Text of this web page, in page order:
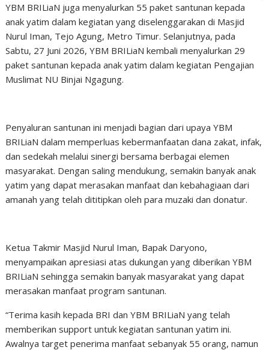
YBM BRILiaN juga menyalurkan 55 paket santunan kepada
anak yatim dalam kegiatan yang diselenggarakan di Masjid
Nurul Iman, Tejo Agung, Metro Timur. Selanjutnya, pada
Sabtu, 27 Juni 2026, YBM BRILiaN kembali menyalurkan 29
paket santunan kepada anak yatim dalam kegiatan Pengajian
Muslimat NU Binjai Ngagung.
Penyaluran santunan ini menjadi bagian dari upaya YBM
BRILiaN dalam memperluas kebermanfaatan dana zakat, infak,
dan sedekah melalui sinergi bersama berbagai elemen
masyarakat. Dengan saling mendukung, semakin banyak anak
yatim yang dapat merasakan manfaat dan kebahagiaan dari
amanah yang telah dititipkan oleh para muzaki dan donatur.
Ketua Takmir Masjid Nurul Iman, Bapak Daryono,
menyampaikan apresiasi atas dukungan yang diberikan YBM
BRILiaN sehingga semakin banyak masyarakat yang dapat
merasakan manfaat program santunan.
“Terima kasih kepada BRI dan YBM BRILiaN yang telah
memberikan support untuk kegiatan santunan yatim ini.
Awalnya target penerima manfaat sebanyak 55 orang, namun